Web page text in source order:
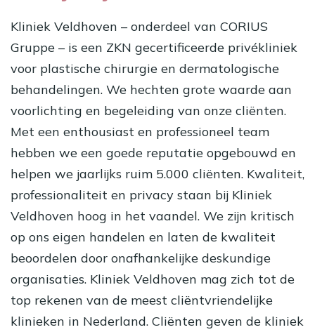
Kliniek Veldhoven – onderdeel van CORIUS
Gruppe – is een ZKN gecertificeerde privékliniek
voor plastische chirurgie en dermatologische
behandelingen. We hechten grote waarde aan
voorlichting en begeleiding van onze cliënten.
Met een enthousiast en professioneel team
hebben we een goede reputatie opgebouwd en
helpen we jaarlijks ruim 5.000 cliënten. Kwaliteit,
professionaliteit en privacy staan bij Kliniek
Veldhoven hoog in het vaandel. We zijn kritisch
op ons eigen handelen en laten de kwaliteit
beoordelen door onafhankelijke deskundige
organisaties. Kliniek Veldhoven mag zich tot de
top rekenen van de meest cliëntvriendelijke
klinieken in Nederland. Cliënten geven de kliniek